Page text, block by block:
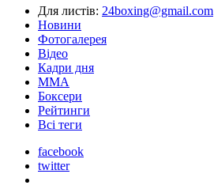
Для листів: 24boxing@gmail.com
Новини
Фотогалерея
Відео
Кадри дня
ММА
Боксери
Рейтинги
Всі теги
facebook
twitter